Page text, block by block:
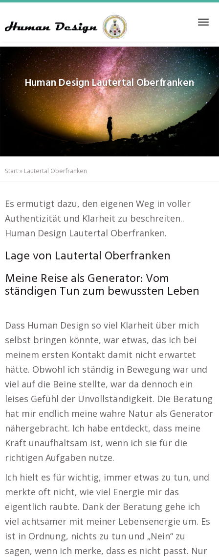
content
Human DesignLautertal Oberfranken
Start» Lautertal Oberfranken
Es ermutigt dazu, den eigenen Weg in voller
Authentizität und Klarheit zu beschreiten..
Human Design Lautertal Oberfranken.
Lage von Lautertal Oberfranken
Meine Reise als Generator: Vom
ständigen Tun zum bewussten Leben
Dass Human Design so viel Klarheit über mich
selbst bringen könnte, war etwas, das ich bei
meinem ersten Kontakt damit nicht erwartet
hätte. Obwohl ich ständig in Bewegung war und
viel auf die Beine stellte, war da dennoch ein
leises Gefühl der Unvollständigkeit. Die Beratung
hat mir endlich meine wahre Natur als Generator
nähergebracht. Ich habe entdeckt, dass meine
Kraft unaufhaltsam ist, wenn ich sie für die
richtigen Aufgaben nutze.
Ich hielt es für wichtig, immer etwas zu tun, und
merkte oft nicht, wie viel Energie mir das
eigentlich raubte. Dank der Beratung gehe ich
viel achtsamer mit meiner Lebensenergie um. Es
ist in Ordnung, nichts zu tun und „Nein“ zu
sagen, wenn ich merke, dass es nicht passt. Nur